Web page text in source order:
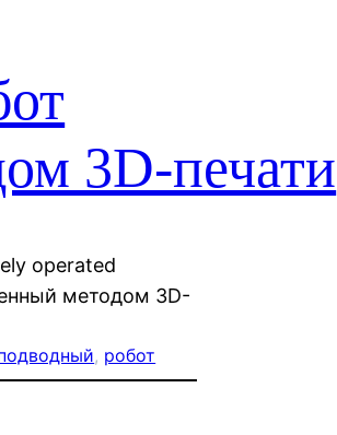
3D-печати
operated
методом 3D-
, робот